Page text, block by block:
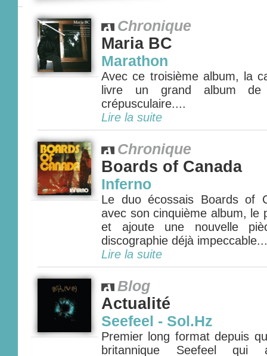
Chronique
Maria BC
Marathon
Avec ce troisième album, la
livre un grand album
crépusculaire....
Lire la suite
Chronique
Boards of Canada
Inferno
Le duo écossais Boards of
avec son cinquième album, le
et ajoute une nouvelle
discographie déjà
Lire la suite
Blog
Actualité
Seefeel - Sol.Hz
Premier long format depuis
britannique Seefeel qui